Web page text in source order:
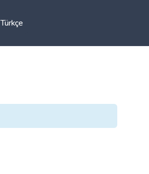
Türkçe